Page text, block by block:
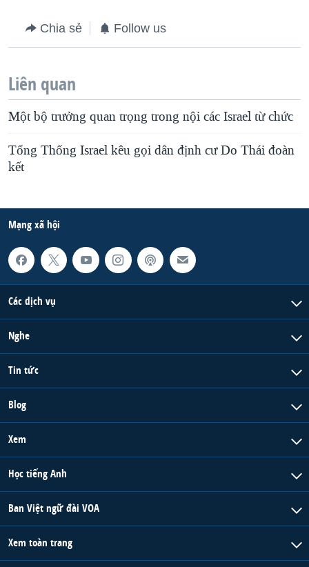
Chia sẻ Follow us
Liên quan
Một bộ trưởng quan trọng trong nội các Israel từ chức
Tổng Thống Israel kêu gọi dân định cư Do Thái đoàn
kết
Mạng xã hội
Các dịch vụ
Nghe
Tin tức
Blog
Xem
Học tiếng Anh
Ban Việt ngữ đài VOA
Xem toàn trang